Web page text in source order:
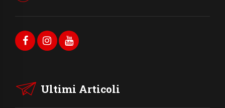
Ultimi Articoli